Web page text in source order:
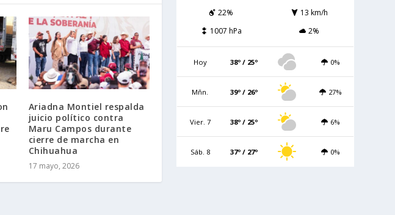
Ariadna Montiel respalda
juicio político contra
Maru Campos durante
cierre de marcha en
Chihuahua
17 mayo, 2026
22%
13 km/h
1007 hPa
2%
Hoy 38º / 25º 0%
Mñn. 39º / 26º 27%
Vier. 7 38º / 25º 6%
Sáb. 8 37º / 27º 0%